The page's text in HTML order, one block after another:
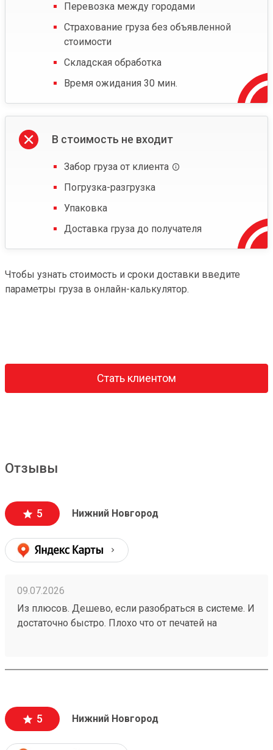
Перевозка между городами
Страхование груза без объявленной
стоимости
Складская обработка
Время ожидания 30 мин.
В стоимость не входит
Забор груза от клиента
Погрузка-разгрузка
Упаковка
Доставка груза до получателя
Чтобы узнать стоимость и сроки доставки введите
параметры груза в онлайн-калькулятор.
Стать клиентом
Отзывы
5 Нижний Новгород
09.07.2026
Из плюсов. Дешево, если разобраться в системе. И
достаточно быстро. Плохо что от печатей на
5 Нижний Новгород